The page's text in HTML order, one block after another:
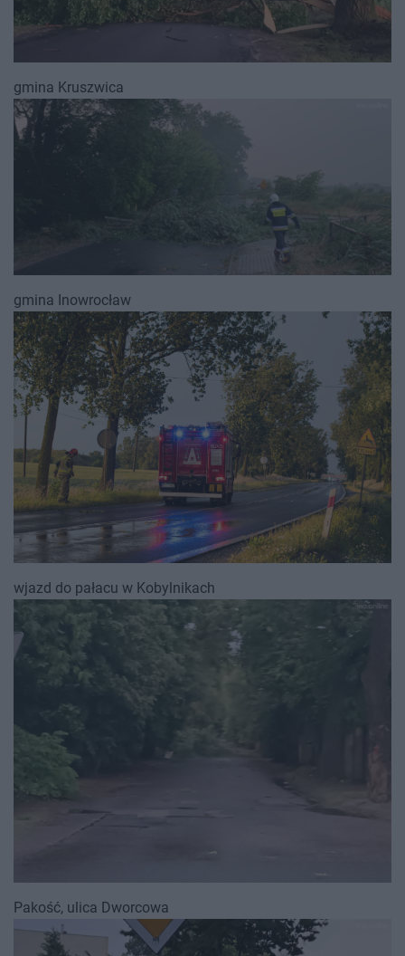
gmina Kruszwica
gmina Inowrocław
wjazd do pałacu w Kobylnikach
Pakość, ulica Dworcowa